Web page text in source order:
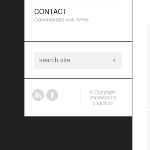
CONTACT
Commandez vos livres
© Copyright
Impressions
d’ateliers